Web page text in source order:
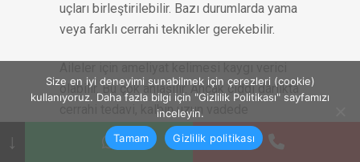
uçları birleştirilebilir. Bazı durumlarda yama
veya farklı cerrahi teknikler gerekebilir.
olabilir. Bu çok anlaşılır. Ancak ciddi darlıkta
cerrahi tedavi, kalbin uzun vadede
korunması ve dolaşımın düzeltilmesi
açısından önemli bir seçenektir.
↓
Size en iyi deneyimi sunabilmek için çerezleri (cookie)
kullanıyoruz. Daha fazla bilgi için "Gizlilik Politikası" sayfamızı
inceleyin.
Tamam
Gizlilik politikası